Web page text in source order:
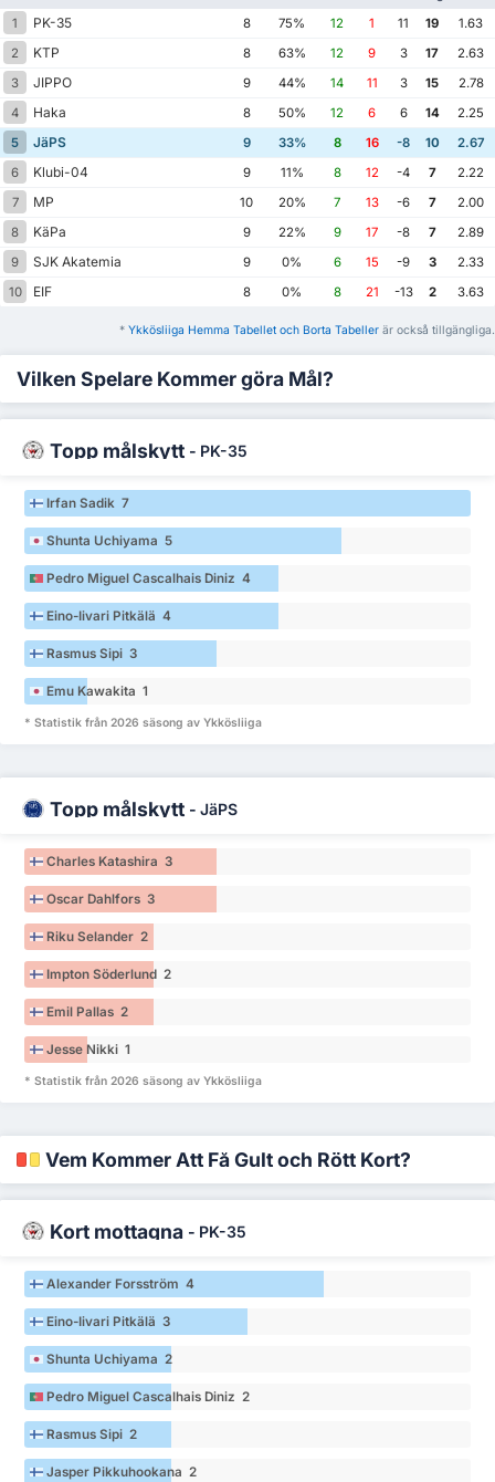
1 PK-35 8 75% 12 1 11 19
1.63
2
KTP 8 63% 12 9 3 17
2.63
3
JIPPO 9 44% 14 11 3 15
2.78
4
Haka 8 50% 12 6 6 14
2.25
5
JäPS 9 33% 8 16 -8 10
2.67
6
Klubi-04 9 11% 8 12 -4 7
2.22
7
MP 10 20% 7 13 -6 7
2.00
8
KäPa 9 22% 9 17 -8 7
2.89
9
SJK Akatemia 9 0% 6 15 -9 3
2.33
10
EIF 8 0% 8 21 -13 2 3.63
* Ykkösliiga Hemma Tabellet och Borta Tabeller är också tillgängliga.
Vilken Spelare Kommer göra Mål?
Topp målskytt - PK-35
Irfan Sadik 7
Shunta Uchiyama 5
Pedro Miguel Cascalhais Diniz 4
Eino-Iivari Pitkälä 4
Rasmus Sipi 3
Emu Kawakita 1
* Statistik från 2026 säsong av Ykkösliiga
Topp målskytt - JäPS
Charles Katashira 3
Oscar Dahlfors 3
Riku Selander 2
Impton Söderlund 2
Emil Pallas 2
Jesse Nikki 1
* Statistik från 2026 säsong av Ykkösliiga
Vem Kommer Att Få Gult och Rött Kort?
Kort mottagna - PK-35
Alexander Forsström 4
Eino-Iivari Pitkälä 3
Shunta Uchiyama 2
Pedro Miguel Cascalhais Diniz 2
Rasmus Sipi 2
Jasper Pikkuhookana 2